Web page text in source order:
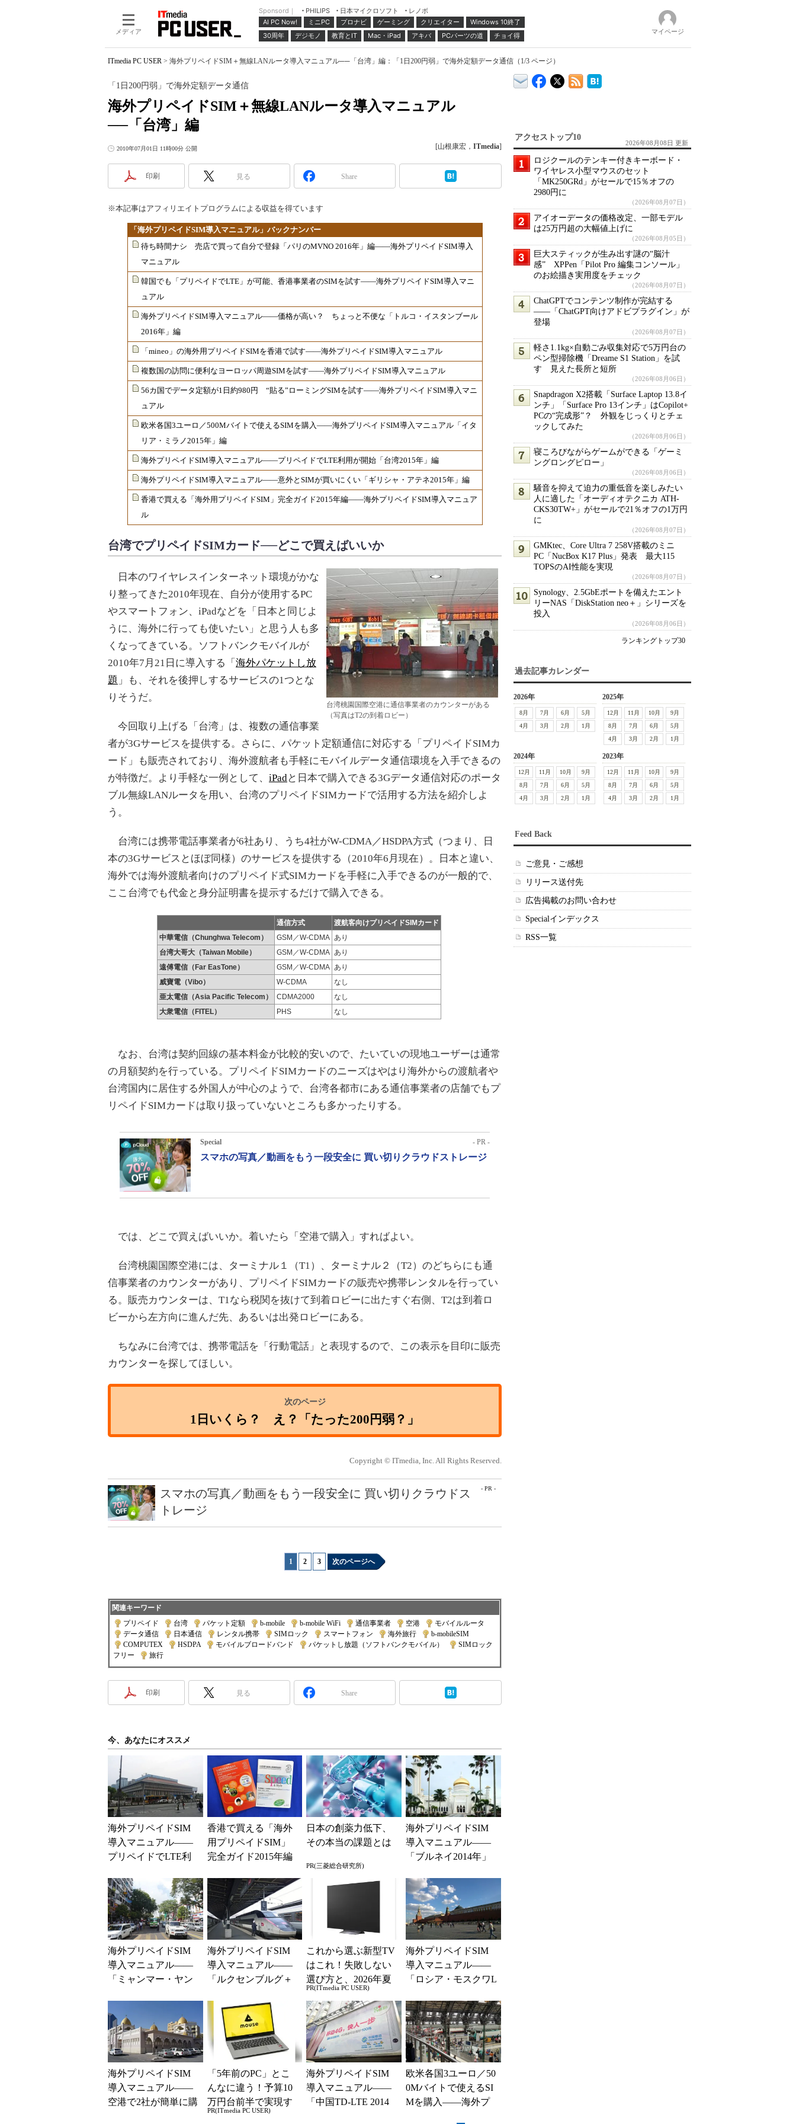
メディア
Sponsord｜ PHILIPS 日本マイクロソフト
レノボ
AI PC Now!
ミニPC プロナビ ゲーミング クリエイター
Windows 10終了
30周年
デジモノ 教育とIT Mac・iPad アキバ PCパーツの道 チョイ得 マイページ
ITmedia PC USER > 海外プリペイドSIM＋無線LANルータ導入マニュアル──「台湾」編：「1日200円弱」で海外定額データ通信（1/3 ページ）
海外プリペイドSIM＋無線LANルータ導入マニュアル
──「台湾」編
「1日200円弱」で海外定額データ通信
2010年07月01日 11時00分 公開 [山根康宏， ITmedia]
印刷 見る Share
※本記事はアフィリエイトプログラムによる収益を得ています
「海外プリペイドSIM導入マニュアル」バックナンバー
待ち時間ナシ 売店で買って自分で登録「パリのMVNO 2016年」編――海外プリペイドSIM導入
マニュアル
韓国でも「プリペイドでLTE」が可能、香港事業者のSIMを試す――海外プリペイドSIM導入マニ
ュアル
海外プリペイドSIM導入マニュアル――価格が高い？ ちょっと不便な「トルコ・イスタンブール
2016年」編
「mineo」の海外用プリペイドSIMを香港で試す――海外プリペイドSIM導入マニュアル
複数国の訪問に便利なヨーロッパ周遊SIMを試す――海外プリペイドSIM導入マニュアル
56カ国でデータ定額が1日約980円 “貼る”ローミングSIMを試す――海外プリペイドSIM導入マニ
ュアル
欧米各国3ユーロ／500Mバイトで使えるSIMを購入――海外プリペイドSIM導入マニュアル「イタ
リア・ミラノ2015年」編
海外プリペイドSIM導入マニュアル――プリペイドでLTE利用が開始「台湾2015年」編
海外プリペイドSIM導入マニュアル――意外とSIMが買いにくい「ギリシャ・アテネ2015年」編
香港で買える「海外用プリペイドSIM」完全ガイド2015年編――海外プリペイドSIM導入マニュア
ル
台湾でプリペイドSIMカード──どこで買えばいいか
台湾桃園国際空港に通信事業者のカウンターがある
（写真はT2の到着ロビー）
日本のワイヤレスインターネット環境がかな
り整ってきた2010年現在、自分が使用するPC
やスマートフォン、iPadなどを「日本と同じよ
うに、海外に行っても使いたい」と思う人も多
くなってきている。ソフトバンクモバイルが
2010年7月21日に導入する「 海外パケットし放
題 」も、それを後押しするサービスの1つとな
りそうだ。
今回取り上げる「台湾」は、複数の通信事業
者が3Gサービスを提供する。さらに、パケット定額通信に対応する「プリペイドSIMカ
ード」も販売されており、海外渡航者も手軽にモバイルデータ通信環境を入手できるの
が特徴だ。より手軽な一例として、 iPadと日本で購入できる3Gデータ通信対応のポータ
ブル無線LANルータを用い、台湾のプリペイドSIMカードで活用する方法を紹介しよ
う。
台湾には携帯電話事業者が6社あり、うち4社がW-CDMA／HSDPA方式（つまり、日
本の3Gサービスとほぼ同様）のサービスを提供する（2010年6月現在）。日本と違い、
海外では海外渡航者向けのプリペイド式SIMカードを手軽に入手できるのが一般的で、
ここ台湾でも代金と身分証明書を提示するだけで購入できる。
通信方式
渡航客向けプリペイドSIMカード
中華電信（Chunghwa Telecom）
GSM／W-CDMA あり
台湾大哥大（Taiwan Mobile）
GSM／W-CDMA あり
遠傅電信（Far EasTone）
GSM／W-CDMA あり
威寶電（Vibo）
W-CDMA
なし
亜太電信（Asia Pacific Telecom）
CDMA2000
なし
大衆電信（FITEL）
PHS なし
なお、台湾は契約回線の基本料金が比較的安いので、たいていの現地ユーザーは通常
の月額契約を行っている。プリペイドSIMカードのニーズはやはり海外からの渡航者や
台湾国内に居住する外国人が中心のようで、台湾各都市にある通信事業者の店舗でもプ
リペイドSIMカードは取り扱っていないところも多かったりする。
Special - PR -
スマホの写真／動画をもう一段安全に 買い切りクラウドストレージ
では、どこで買えばいいか。着いたら「空港で購入」すればよい。
台湾桃園国際空港には、ターミナル１（T1）、ターミナル２（T2）のどちらにも通
信事業者のカウンターがあり、プリペイドSIMカードの販売や携帯レンタルを行ってい
る。販売カウンターは、T1なら税関を抜けて到着ロビーに出たすぐ右側、T2は到着ロ
ビーから左方向に進んだ先、あるいは出発ロビーにある。
ちなみに台湾では、携帯電話を「行動電話」と表現するので、この表示を目印に販売
カウンターを探してほしい。
1日いくら？ え？「たった200円弱？」
Copyright © ITmedia, Inc. All Rights Reserved.
- PR -
スマホの写真／動画をもう一段安全に 買い切りクラウドス
トレージ
1 2 3 次のページへ
関連キーワード
プリペイド
台湾 パケット定額 b-mobile b-mobile WiFi 通信事業者 空港 モバイルルータ
データ通信
日本通信 レンタル携帯 SIMロック スマートフォン 海外旅行 b-mobileSIM
COMPUTEX
HSDPA| モバイルブロードバンド パケットし放題（ソフトバンクモバイル）
SIMロック
フリー
旅行
印刷 見る Share
今、あなたにオススメ
海外プリペイドSIM
導入マニュアル――
プリペイドでLTE利
年」編 (1/2)
香港で買える「海外
用プリペイドSIM」
完全ガイド2015年編
IM導入マニュアル ...
日本の創薬力低下、
その本当の課題とは
PR(三菱総合研究所)
海外プリペイドSIM
導入マニュアル――
「ブルネイ2014年」
海外プリペイドSIM
導入マニュアル――
「ミャンマー・ヤン
海外プリペイドSIM
導入マニュアル――
「ルクセンブルグ＋
これから選ぶ新型TV
はこれ！失敗しない
選び方と、2026年夏
の一押しモデル
PR(ITmedia PC USER)
海外プリペイドSIM
導入マニュアル――
「ロシア・モスクワL
海外プリペイドSIM
導入マニュアル――
空港で2社が簡単に購
「5年前のPC」とこ
んなに違う！予算10
万円台前半で実現す
る快適PCライフ
PR(ITmedia PC USER)
海外プリペイドSIM
導入マニュアル――
「中国TD-LTE 2014
欧米各国3ユーロ／50
0Mバイトで使えるSI
Mを購入――海外プ
アクセストップ10
2026年08月08日 更新
ロジクールのテンキー付きキーボード・
ワイヤレス小型マウスのセット
「MK250GRd」がセールで15％オフの
2980円に
（2026年08月07日）
アイオーデータの価格改定、一部モデル
は25万円超の大幅値上げに
（2026年08月05日）
巨大スティックが生み出す謎の“脳汁
感” XPPen「Pilot Pro 編集コンソール」
のお絵描き実用度をチェック
（2026年08月07日）
ChatGPTでコンテンツ制作が完結する
――「ChatGPT向けアドビプラグイン」が
登場
（2026年08月07日）
軽さ1.1kg×自動ごみ収集対応で5万円台の
ペン型掃除機「Dreame S1 Station」を試
す 見えた長所と短所
（2026年08月06日）
Snapdragon X2搭載「Surface Laptop 13.8イ
ンチ」「Surface Pro 13インチ」はCopilot+
PCの“完成形”？ 外観をじっくりとチェ
ックしてみた
（2026年08月06日）
寝ころびながらゲームができる「ゲーミ
ングロングピロー」
（2026年08月06日）
騒音を抑えて迫力の重低音を楽しみたい
人に適した「オーディオテクニカ ATH-
CKS30TW+」がセールで21％オフの1万円
に
（2026年08月07日）
GMKtec、Core Ultra 7 258V搭載のミニ
PC「NucBox K17 Plus」発表 最大115
TOPSのAI性能を実現
（2026年08月07日）
Synology、2.5GbEポートを備えたエント
リーNAS「DiskStation neo＋」シリーズを
投入
（2026年08月06日）
ランキングトップ30
過去記事カレンダー
2026年
8月 7月 6月
5月
4月
3月 2月 1月
2025年
12月 11月 10月
9月
8月
7月 6月
5月
4月
3月 2月 1月
2024年
12月 11月 10月
9月
8月
7月 6月
5月
4月
3月 2月 1月
2023年
12月 11月 10月
9月
8月
7月 6月
5月
4月
3月 2月 1月
Feed Back
ご意見・ご感想
リリース送付先
広告掲載のお問い合わせ
Specialインデックス
RSS一覧